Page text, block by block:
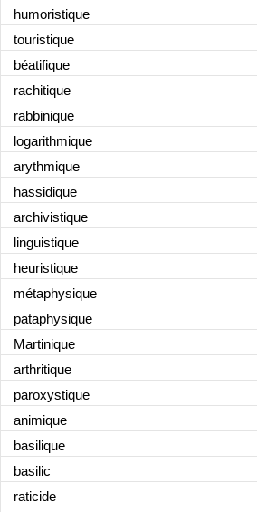
humoristique
touristique
béatifique
rachitique
rabbinique
logarithmique
arythmique
hassidique
archivistique
linguistique
heuristique
métaphysique
pataphysique
Martinique
arthritique
paroxystique
animique
basilique
basilic
raticide